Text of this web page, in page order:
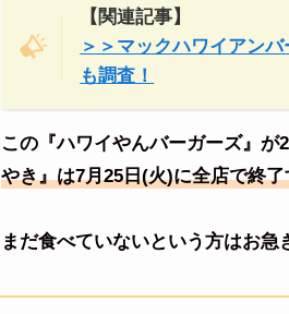
【関連記事】
＞＞マックハワイアン
も調査！
この『ハワイやんバーガーズ』が
やき』は7月25日(火)に全店で終
まだ食べていないという方はお急